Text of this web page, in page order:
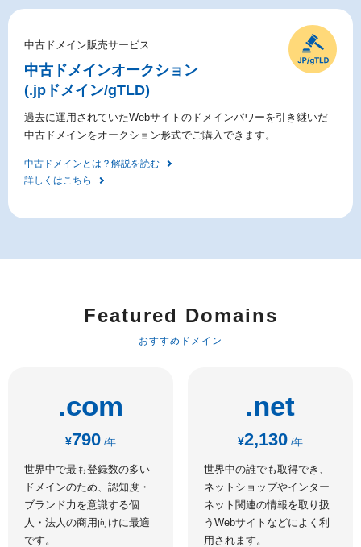
中古ドメイン販売サービス
中古ドメインオークション
(.jpドメイン/gTLD)
過去に運用されていたWebサイトのドメインパワーを引き継いだ
中古ドメインをオークション形式でご購入できます。
中古ドメインとは？解説を読む
詳しくはこちら
Featured Domains
おすすめドメイン
.com
¥790 /年
世界中で最も登録数の多い
ドメインのため、認知度・
ブランド力を意識する個
人・法人の商用向けに最適
です。
.net
¥2,130 /年
世界中の誰でも取得でき、
ネットショップやインター
ネット関連の情報を取り扱
うWebサイトなどによく利
用されます。